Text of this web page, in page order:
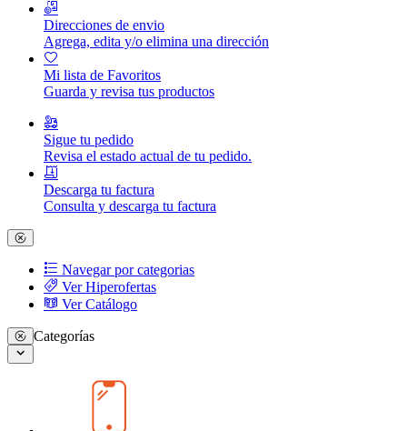
Direcciones de envio
Agrega, edita y/o elimina una dirección
Mi lista de Favoritos
Guarda y revisa tus productos
Sigue tu pedido
Revisa el estado actual de tu pedido.
Descarga tu factura
Consulta y descarga tu factura
Navegar por categorias
Ver Hiperofertas
Ver Catálogo
Categorías